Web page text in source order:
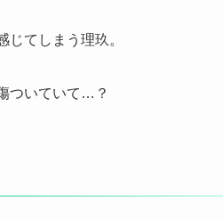
てしまう理玖。
ついていて…？